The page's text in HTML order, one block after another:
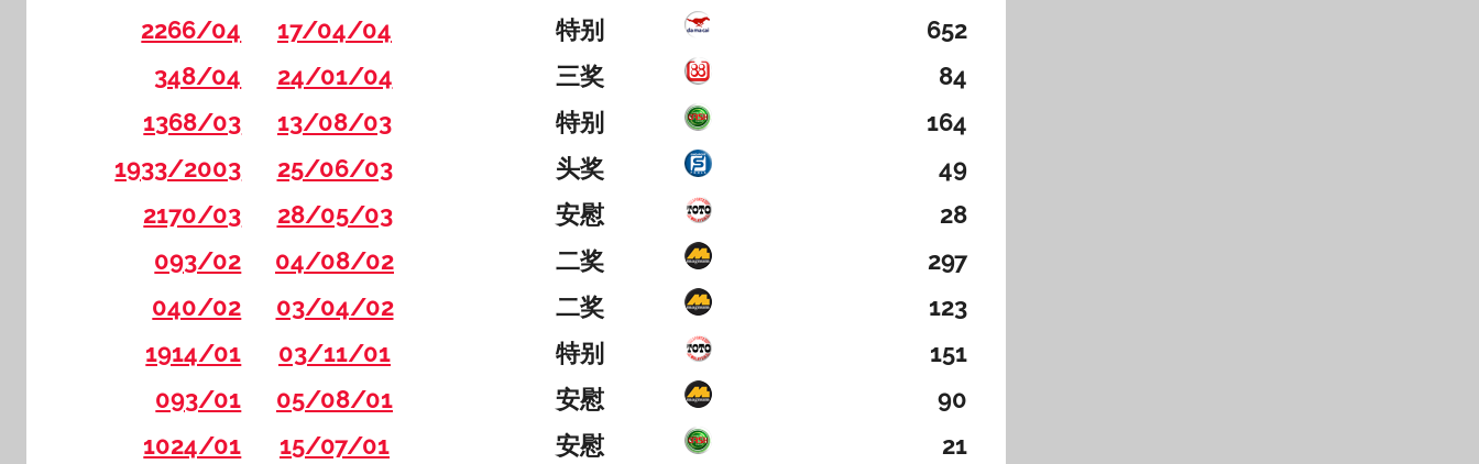
2266/04
17/04/04 特别
652
348/04
24/01/04 三奖
84
1368/03
13/08/03 特别
164
1933/2003
25/06/03 头奖
49
2170/03
28/05/03 安慰
28
093/02
04/08/02 二奖
297
040/02
03/04/02 二奖
123
1914/01
03/11/01 特别
151
093/01
05/08/01 安慰
90
1024/01
15/07/01 安慰 21